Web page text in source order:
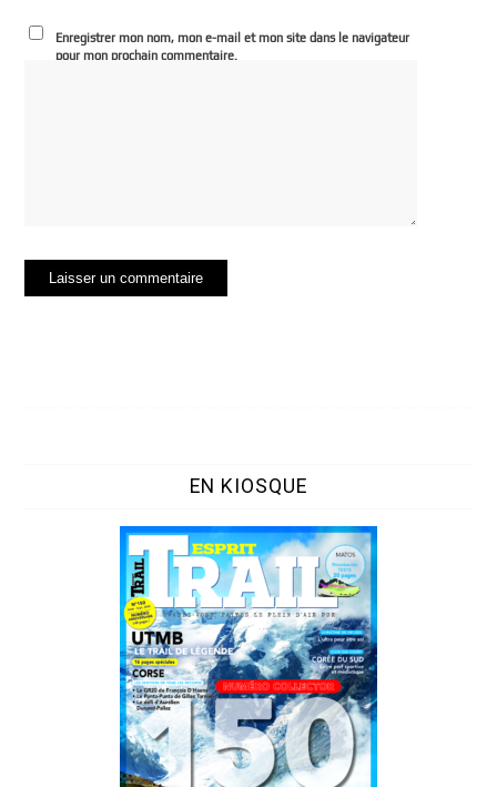
Enregistrer mon nom, mon e-mail et mon site dans le navigateur
pour mon prochain commentaire.
EN KIOSQUE